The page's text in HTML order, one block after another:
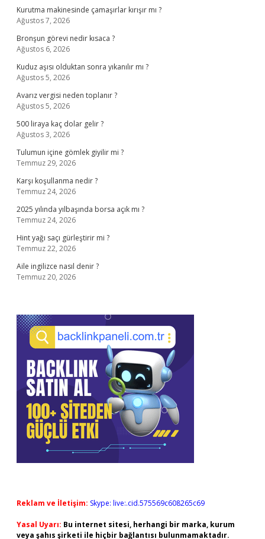
Kurutma makinesinde çamaşırlar kırışır mı ?
Ağustos 7, 2026
Bronşun görevi nedir kısaca ?
Ağustos 6, 2026
Kuduz aşısı olduktan sonra yıkanılır mı ?
Ağustos 5, 2026
Avarız vergisi neden toplanır ?
Ağustos 5, 2026
500 liraya kaç dolar gelir ?
Ağustos 3, 2026
Tulumun içine gömlek giyilir mi ?
Temmuz 29, 2026
Karşı koşullanma nedir ?
Temmuz 24, 2026
2025 yılında yılbaşında borsa açık mı ?
Temmuz 24, 2026
Hint yağı saçı gürleştirir mi ?
Temmuz 22, 2026
Aile ingilizce nasıl denir ?
Temmuz 20, 2026
Reklam ve İletişim: Skype: live:.cid.575569c608265c69
Yasal Uyarı: Bu internet sitesi, herhangi bir marka, kurum
veya şahıs şirketi ile hiçbir bağlantısı bulunmamaktadır.